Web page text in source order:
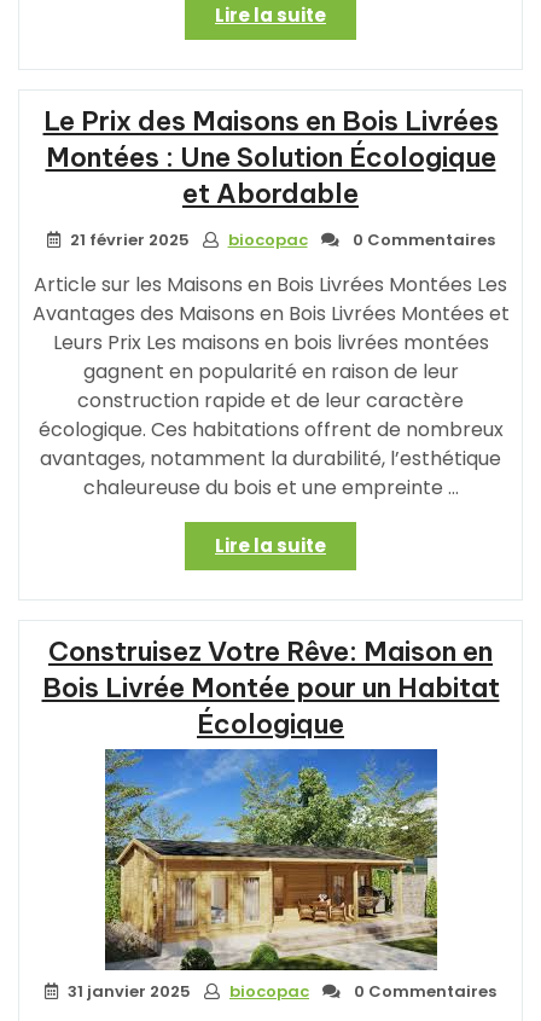
Lire la suite« Construire
et
Monter
sa
Maison
en
Bois
:
Allier
Confort,
Durabilité
et
Esthétique »
Le Prix des Maisons en Bois Livrées
Montées : Une Solution Écologique
et Abordable
21 février 2025 biocopac 0 Commentaires
Article sur les Maisons en Bois Livrées Montées Les
Avantages des Maisons en Bois Livrées Montées et
Leurs Prix Les maisons en bois livrées montées
gagnent en popularité en raison de leur
construction rapide et de leur caractère
écologique. Ces habitations offrent de nombreux
avantages, notamment la durabilité, l’esthétique
chaleureuse du bois et une empreinte …
Lire la suite« Le
Prix
des
Maisons
en
Bois
Livrées
Montées
:
Une
Solution
Écologique
et
Abordable »
Construisez Votre Rêve: Maison en
Bois Livrée Montée pour un Habitat
Écologique
31 janvier 2025 biocopac 0 Commentaires